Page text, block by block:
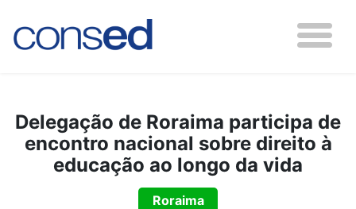
Delegação de Roraima participa de
encontro nacional sobre direito à
educação ao longo da vida
Roraima